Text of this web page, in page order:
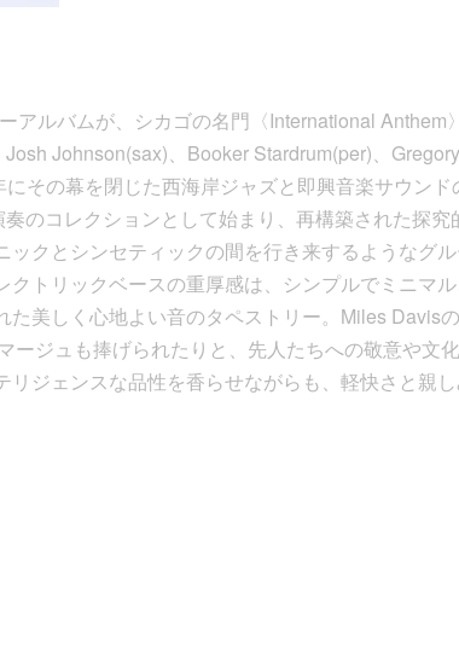
ルバムが、シカゴの名門〈International Anthem〉
Johnson(sax)、Booker Stardrum(per)、Gregory
その幕を閉じた西海岸ジャズと即興音楽サウンド
のコレクションとして始まり、再構築された探究
クとシンセティックの間を行き来するようなグ
トリックベースの重厚感は、シンプルでミニマル
美しく心地よい音のタペストリー。Miles Davisの
ージュも捧げられたりと、先人たちへの敬意や文
ジェンスな品性を香らせながらも、軽快さと親